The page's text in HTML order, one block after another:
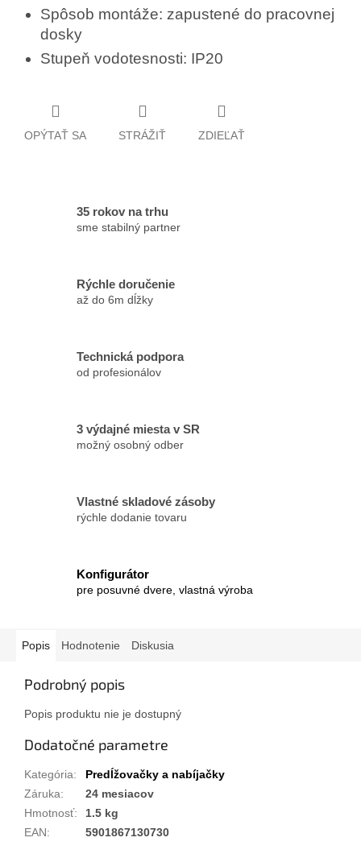
Spôsob montáže: zapustené do pracovnej
dosky
Stupeň vodotesnosti: IP20
OPÝTAŤ SA STRÁŽIŤ ZDIEĽAŤ
35 rokov na trhu
sme stabilný partner
Rýchle doručenie
až do 6m dĺžky
Technická podpora
od profesionálov
3 výdajné miesta v SR
možný osobný odber
Vlastné skladové zásoby
rýchle dodanie tovaru
Konfigurátor
pre posuvné dvere, vlastná výroba
Popis Hodnotenie Diskusia
Podrobný popis
Popis produktu nie je dostupný
Dodatočné parametre
Kategória:
Predĺžovačky a nabíjačky
Záruka:
24 mesiacov
Hmotnosť:
1.5 kg
EAN: 5901867130730